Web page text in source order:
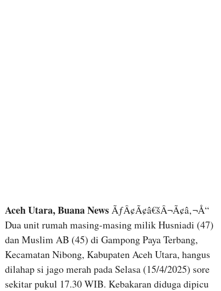
Aceh Utara, Buana NewsÃƒÂ¢Ã¢â€šÂ¬Ã¢â‚¬Å“
Dua unit rumah masing-masing milik Husniadi (47)
dan Muslim AB (45) di Gampong Paya Terbang,
Kecamatan Nibong, Kabupaten Aceh Utara, hangus
dilahap si jago merah pada Selasa (15/4/2025) sore
sekitar pukul 17.30 WIB. Kebakaran diduga dipicu